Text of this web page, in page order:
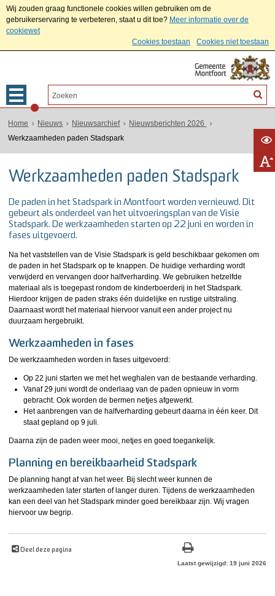
Wij zouden graag functionele cookies willen gebruiken om de
gebruikerservaring te verbeteren, staat u dit toe? Meer informatie over de
cookiewet
Cookies toestaan
Cookies niet toestaan
Home Nieuws Nieuwsarchief
Nieuwsberichten 2026
Werkzaamheden paden Stadspark
Werkzaamheden paden Stadspark
De paden in het Stadspark in Montfoort worden vernieuwd. Dit
gebeurt als onderdeel van het uitvoeringsplan van de Visie
Stadspark. De werkzaamheden starten op 22 juni en worden in
fases uitgevoerd.
Na het vaststellen van de Visie Stadspark is geld beschikbaar gekomen om
de paden in het Stadspark op te knappen. De huidige verharding wordt
verwijderd en vervangen door halfverharding. We gebruiken hetzelfde
materiaal als is toegepast rondom de kinderboerderij in het Stadspark.
Hierdoor krijgen de paden straks één duidelijke en rustige uitstraling.
Daarnaast wordt het materiaal hiervoor vanuit een ander project nu
duurzaam hergebruikt.
Werkzaamheden in fases
De werkzaamheden worden in fases uitgevoerd:
Op 22 juni starten we met het weghalen van de bestaande verharding.
Vanaf 29 juni wordt de onderlaag van de paden opnieuw in vorm
gebracht. Ook worden de bermen netjes afgewerkt.
Het aanbrengen van de halfverharding gebeurt daarna in één keer. Dit
staat gepland op 9 juli.
Daarna zijn de paden weer mooi, netjes en goed toegankelijk.
Planning en bereikbaarheid Stadspark
De planning hangt af van het weer. Bij slecht weer kunnen de
werkzaamheden later starten of langer duren. Tijdens de werkzaamheden
kan een deel van het Stadspark minder goed bereikbaar zijn. Wij vragen
hiervoor uw begrip.
Deel deze pagina
Laatst gewijzigd: 19 juni 2026